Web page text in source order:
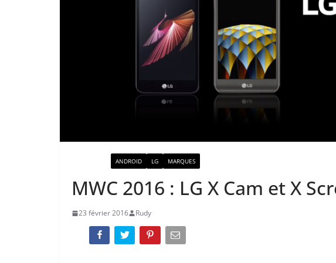
ANDROID LG MARQUES
MWC 2016 : LG X Cam et X
23 février 2016 Rudy